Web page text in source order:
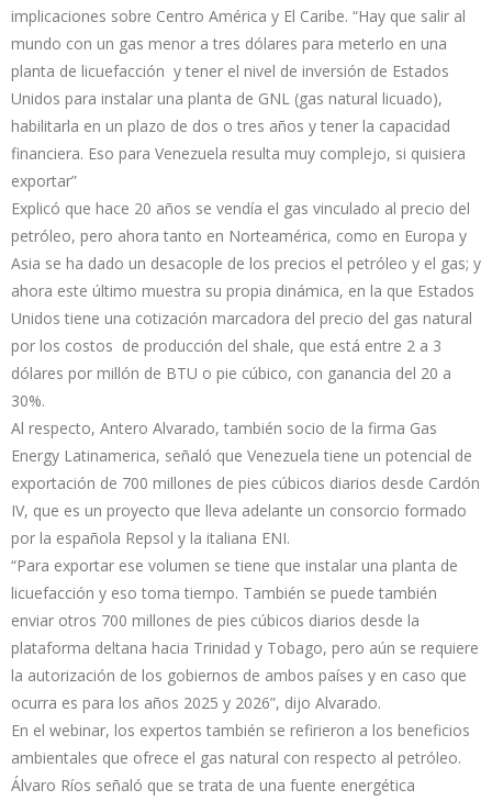
implicaciones sobre Centro América y El Caribe. “Hay que salir al
mundo con un gas menor a tres dólares para meterlo en una
planta de licuefacción y tener el nivel de inversión de Estados
Unidos para instalar una planta de GNL (gas natural licuado),
habilitarla en un plazo de dos o tres años y tener la capacidad
financiera. Eso para Venezuela resulta muy complejo, si quisiera
exportar”
Explicó que hace 20 años se vendía el gas vinculado al precio del
petróleo, pero ahora tanto en Norteamérica, como en Europa y
Asia se ha dado un desacople de los precios el petróleo y el gas; y
ahora este último muestra su propia dinámica, en la que Estados
Unidos tiene una cotización marcadora del precio del gas natural
por los costos de producción del shale, que está entre 2 a 3
dólares por millón de BTU o pie cúbico, con ganancia del 20 a
30%.
Al respecto, Antero Alvarado, también socio de la firma Gas
Energy Latinamerica, señaló que Venezuela tiene un potencial de
exportación de 700 millones de pies cúbicos diarios desde Cardón
IV, que es un proyecto que lleva adelante un consorcio formado
por la española Repsol y la italiana ENI.
“Para exportar ese volumen se tiene que instalar una planta de
licuefacción y eso toma tiempo. También se puede también
enviar otros 700 millones de pies cúbicos diarios desde la
plataforma deltana hacia Trinidad y Tobago, pero aún se requiere
la autorización de los gobiernos de ambos países y en caso que
ocurra es para los años 2025 y 2026”, dijo Alvarado.
En el webinar, los expertos también se refirieron a los beneficios
ambientales que ofrece el gas natural con respecto al petróleo.
Álvaro Ríos señaló que se trata de una fuente energética